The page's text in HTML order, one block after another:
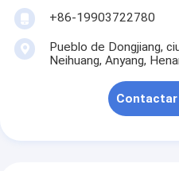
+86-19903722780
Pueblo de Dongjiang,
Neihuang, Anyang,